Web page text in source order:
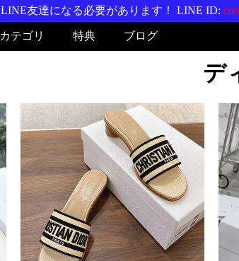
LINE友達になる必要があります！ LINE ID:
カテゴリ 特典 ブログ
デ